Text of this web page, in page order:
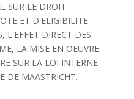
SUR LE DROIT
ET D'ELIGIBILITE
L'EFFET DIRECT DES
LA MISE EN OEUVRE
SUR LA LOI INTERNE
DE MAASTRICHT.